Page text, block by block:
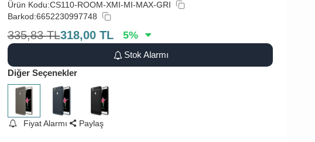
Ürün Kodu:CS110-ROOM-XMI-MI-MAX-GRI
Barkod:6652230997748
335,83 TL318,00 TL 5%
Stok Alarmı
Diğer Seçenekler
Fiyat Alarmı Paylaş